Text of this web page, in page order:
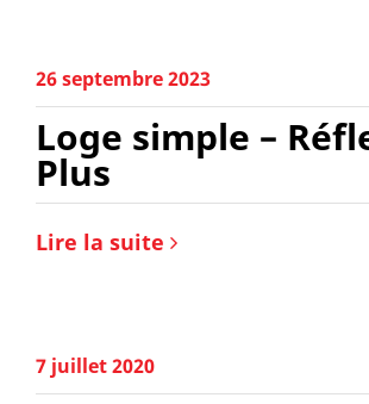
26 septembre 2023
Loge simple –
Plus
Lire la suite
7 juillet 2020